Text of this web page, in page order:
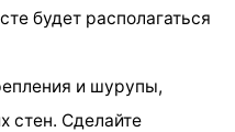
будет располагаться
и шурупы,
стен. Сделайте